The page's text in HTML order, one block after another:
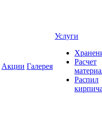
Акции Галерея
Услуги
Расчет
Распил